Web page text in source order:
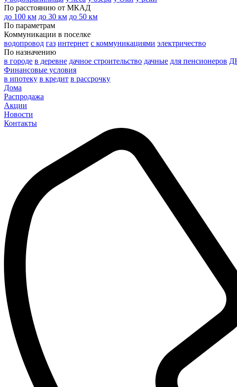
По расстоянию от МКАД
до 100 км до 30 км до 50 км
По параметрам
Коммуникации в поселке
водопровод газ интернет с коммуникациями электричество
По назначению
в городе в деревне дачное строительство дачные для пенсионеров
Финансовые условия
в ипотеку в кредит в рассрочку
Дома
Распродажа
Акции
Новости
Контакты